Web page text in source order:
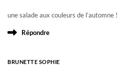
une salade aux couleurs de l’automne !
Répondre
BRUNETTE SOPHIE